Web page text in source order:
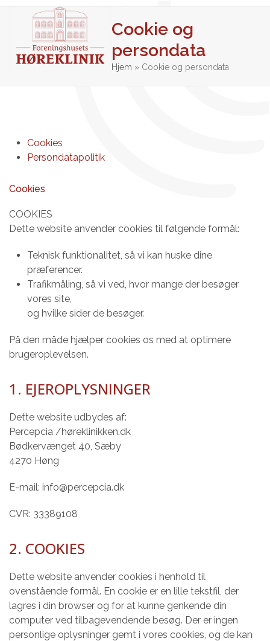
Cookie og
persondata
Hjem » Cookie og persondata
Cookies
Persondatapolitik
Cookies
COOKIES
Dette website anvender cookies til følgende formål:
Teknisk funktionalitet, så vi kan huske dine
præferencer.
Trafikmåling, så vi ved, hvor mange der besøger
vores site,
og hvilke sider de besøger.
På den måde hjælper cookies os med at optimere
brugeroplevelsen.
1. EJEROPLYSNINGER
Dette website udbydes af:
Percepcia /høreklinikken.dk
Bødkervænget 40, Sæby
4270 Høng
E-mail: info@percepcia.dk
CVR: 33389108
2. COOKIES
Dette website anvender cookies i henhold til
ovenstående formål. En cookie er en lille tekstfil, der
lagres i din browser og for at kunne genkende din
computer ved tilbagevendende besøg. Der er ingen
personlige oplysninger gemt i vores cookies, og de kan